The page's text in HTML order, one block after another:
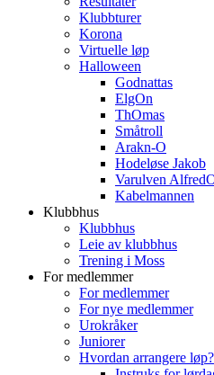
Klubbturer
Korona
Virtuelle løp
Halloween
Godnattas
ElgOn
ThOmas
Småtroll
Arakn-O
Hodeløse Jakob
Varulven
Kabelmannen
Klubbhus
Klubbhus
Leie av klubbhus
Trening i Moss
For medlemmer
For medlemmer
For nye medlemmer
Urokråker
Juniorer
Hvordan arrangere løp?